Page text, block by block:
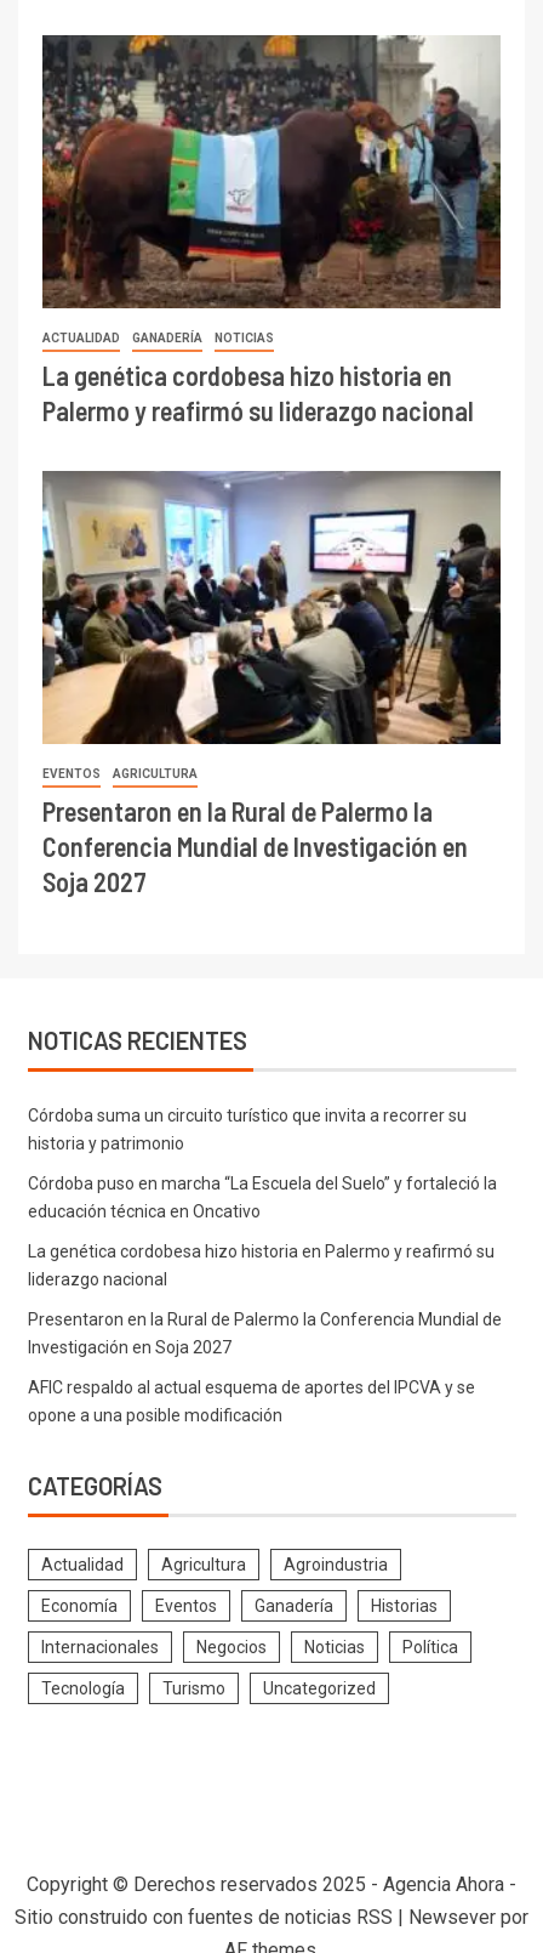
ACTUALIDAD GANADERÍA NOTICIAS
La genética cordobesa hizo historia en
Palermo y reafirmó su liderazgo nacional
EVENTOS AGRICULTURA
Presentaron en la Rural de Palermo la
Conferencia Mundial de Investigación en
Soja 2027
NOTICAS RECIENTES
Córdoba suma un circuito turístico que invita a recorrer su
historia y patrimonio
Córdoba puso en marcha “La Escuela del Suelo” y fortaleció la
educación técnica en Oncativo
La genética cordobesa hizo historia en Palermo y reafirmó su
liderazgo nacional
Presentaron en la Rural de Palermo la Conferencia Mundial de
Investigación en Soja 2027
AFIC respaldo al actual esquema de aportes del IPCVA y se
opone a una posible modificación
CATEGORÍAS
Actualidad Agricultura Agroindustria
Economía Eventos Ganadería Historias
Internacionales Negocios Noticias Política
Tecnología Turismo Uncategorized
Copyright © Derechos reservados 2025 - Agencia Ahora -
Sitio construido con fuentes de noticias RSS
Newsever por